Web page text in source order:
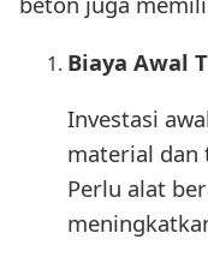
Biaya Awal
Investasi
material dan
Perlu alat